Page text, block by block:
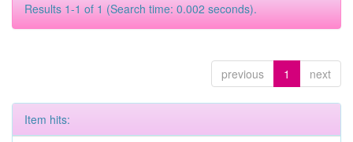
Results 1-1 of 1 (Search time: 0.002 seconds).
previous 1 next
Item hits: